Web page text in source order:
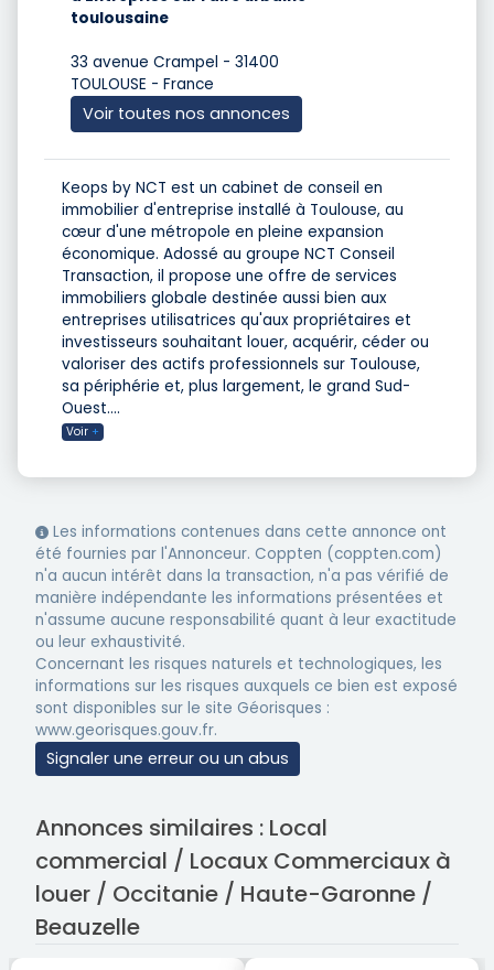
toulousaine
33 avenue Crampel - 31400
TOULOUSE - France
Voir toutes nos annonces
Keops by NCT est un cabinet de conseil en
immobilier d'entreprise installé à Toulouse, au
cœur d'une métropole en pleine expansion
économique. Adossé au groupe NCT Conseil
Transaction, il propose une offre de services
immobiliers globale destinée aussi bien aux
entreprises utilisatrices qu'aux propriétaires et
investisseurs souhaitant louer, acquérir, céder ou
valoriser des actifs professionnels sur Toulouse,
sa périphérie et, plus largement, le grand Sud-
Ouest....
Voir +
Les informations contenues dans cette annonce ont
été fournies par l'Annonceur. Coppten (coppten.com)
n'a aucun intérêt dans la transaction, n'a pas vérifié de
manière indépendante les informations présentées et
n'assume aucune responsabilité quant à leur exactitude
ou leur exhaustivité.
Concernant les risques naturels et technologiques, les
informations sur les risques auxquels ce bien est exposé
sont disponibles sur le site Géorisques :
www.georisques.gouv.fr.
Signaler une erreur ou un abus
Annonces similaires : Local
commercial / Locaux Commerciaux à
louer / Occitanie / Haute-Garonne /
Beauzelle